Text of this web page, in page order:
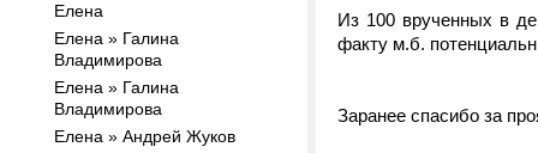
Елена
Елена » Галина
Владимирова
Елена » Галина
Владимирова
Елена » Андрей Жуков
Из 100 врученных в
факту м.б.
Заранее спасибо за